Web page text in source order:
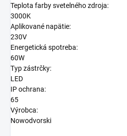
Teplota farby svetelného zdroja:
3000K
Aplikované napätie:
230V
Energetická spotreba:
60W
Typ zástrčky:
LED
IP ochrana:
65
Výrobca:
Nowodvorski